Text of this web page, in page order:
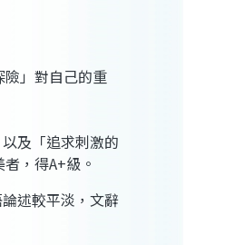
」對自己的重
及「追求刺激的
，得A+級。
述較平淡，文辭